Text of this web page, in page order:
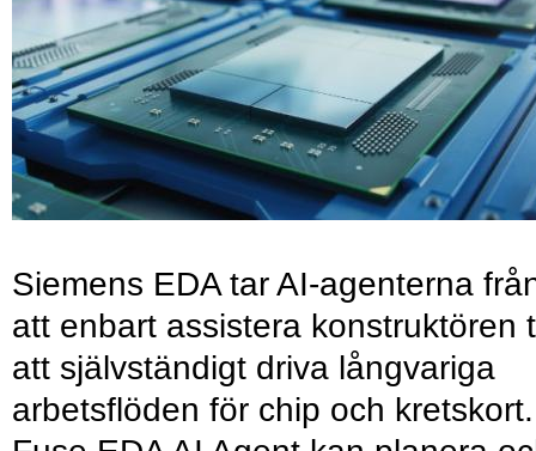
Siemens EDA tar AI-agenterna
att enbart assistera konstruktören
att självständigt driva långvariga
arbetsflöden för chip och kretskort.